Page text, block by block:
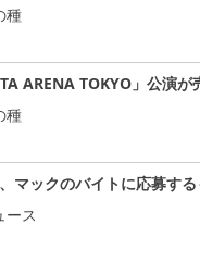
種
ARENA TOKYO」公演が
種
マックのバイトに応募す
ース